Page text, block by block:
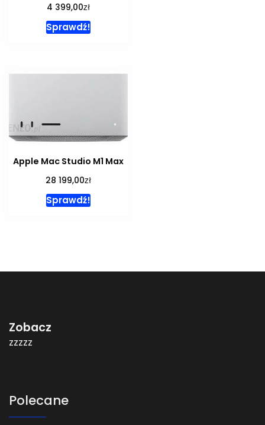
4 399,00zł
Sprawdź!
Apple Mac Studio M1 Max
28 199,00zł
Sprawdź!
Zobacz
zzzzz
Polecane